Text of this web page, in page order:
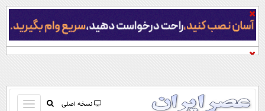
نسخه اصلی
باز